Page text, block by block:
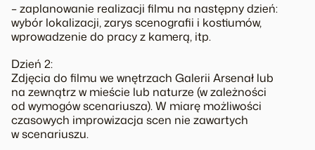
– zaplanowanie realizacji filmu na następny dzień:
wybór lokalizacji, zarys scenografii i kostiumów,
wprowadzenie do pracy z kamerą, itp.
Dzień 2:
Zdjęcia do filmu we wnętrzach Galerii Arsenał lub
na zewnątrz w mieście lub naturze (w zależności
od wymogów scenariusza). W miarę możliwości
czasowych improwizacja scen nie zawartych
w scenariuszu.